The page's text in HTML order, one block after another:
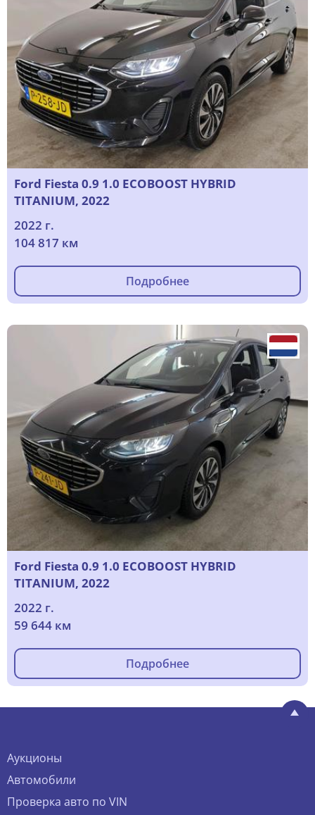
Ford Fiesta 0.9 1.0 ECOBOOST HYBRID
TITANIUM, 2022
2022 г.
104 817 км
Подробнее
Ford Fiesta 0.9 1.0 ECOBOOST HYBRID
TITANIUM, 2022
2022 г.
59 644 км
Подробнее
Аукционы
Автомобили
Проверка авто по VIN